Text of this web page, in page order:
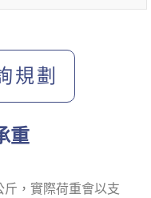
規劃
重
，實際荷重會以支